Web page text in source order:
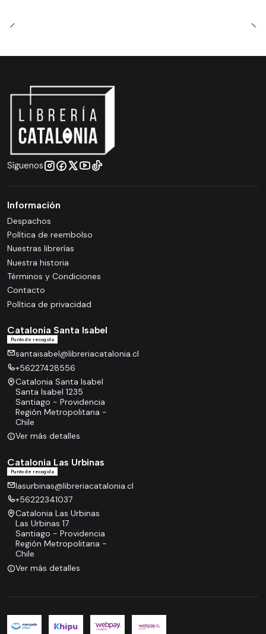
Síguenos
Información
Despachos
Política de reembolso
Nuestras librerías
Nuestra historia
Términos y Condiciones
Contacto
Política de privacidad
Catalonia Santa Isabel
Punto de recogida
santaisabel@libreriacatalonia.cl
+56227428556
Catalonia Santa Isabel
Santa Isabel 1235
Santiago - Providencia
Región Metropolitana -
Chile
Ver más detalles
Catalonia Las Urbinas
Punto de recogida
lasurbinas@libreriacatalonia.cl
+56222341037
Catalonia Las Urbinas
Las Urbinas 17
Santiago - Providencia
Región Metropolitana -
Chile
Ver más detalles